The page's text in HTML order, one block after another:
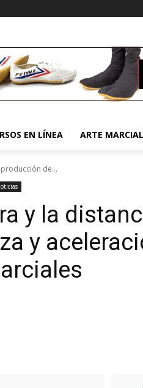
EN LÍNEA ARTE MARCIAL
de...
y la
y